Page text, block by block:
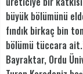
büyük bölümünü
fındık birkaç bin
bölümü tüccara
Bayraktar, Ordu